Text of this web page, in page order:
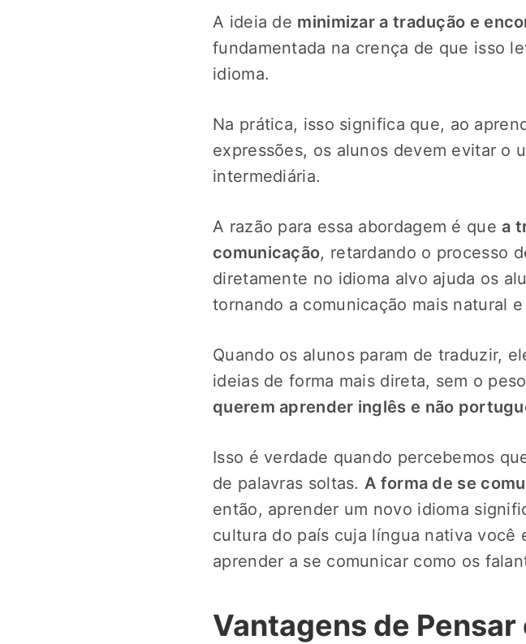
A ideia de minimizar a tradução e
fundamentada na crença de que isso
idioma.
Na prática, isso significa que, ao
expressões, os alunos devem evitar o
intermediária.
A razão para essa abordagem é que a
comunicação, retardando o processo
diretamente no idioma alvo ajuda os
tornando a comunicação mais natural
Quando os alunos param de traduzir,
ideias de forma mais direta, sem o
querem aprender inglês e não
Isso é verdade quando percebemos
de palavras soltas.A forma de se
então, aprender um novo idioma
cultura do país cuja língua nativa você
aprender a se comunicar como os
Vantagens de